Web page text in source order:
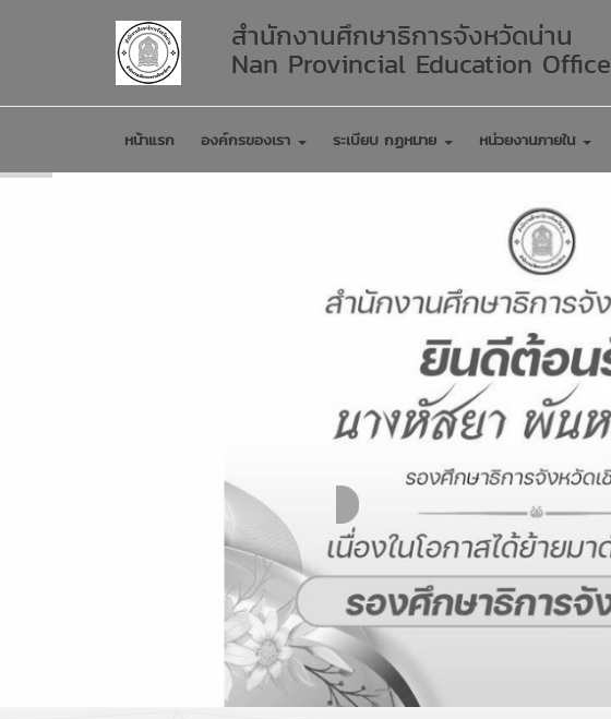
สำนักงานศึกษาธิการจังหวัดน่าน
Nan Provincial Education Office
หน้าแรก องค์กรของเรา ระเบียบ กฏหมาย หน่วยงานภายใน